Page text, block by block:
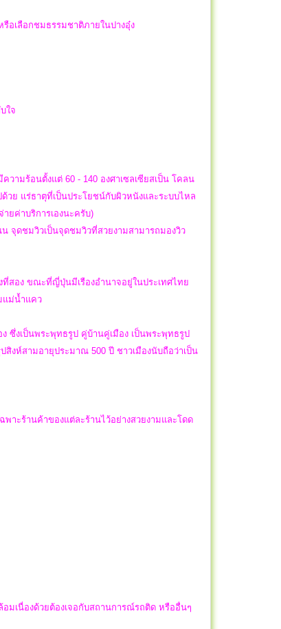
อเลือกชมธรรมชาติภายในปางอุ๋ง
ใจ
ามร้อนตั้งแต่ 60 - 140 องศาเซลเซียสเป็น โคลน
ย แร่ธาตุที่เป็นประโยชน์กับผิวหนังและระบบไหล
ยค่าบริการเองนะครับ)
จุดชมวิวเป็นจุดชมวิวที่สวยงามสามารถมองวิว
สอง ขณะที่ญี่ปุ่นมีเรืองอำนาจอยู่ในประเทศไทย
แม่น้ำแคว
ซึ่งเป็นพระพุทธรูป คู่บ้านคู่เมือง เป็นพระพุทธรูป
สิงห์สามอายุประมาณ 500 ปี ชาวเมืองนับถือว่าเป็น
าะร้านค้าของแต่ละร้านไว้อย่างสวยงามและโดด
มเนื่องด้วยต้องเจอกับสถานการณ์รถติด หรืออื่นๆ